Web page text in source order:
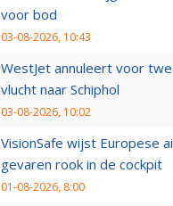
voor bod
03-08-2026, 10:43
WestJet annuleert voor
vlucht naar Schiphol
03-08-2026, 10:02
VisionSafe wijst Europese
gevaren rook in de cockpit
01-08-2026, 8:00